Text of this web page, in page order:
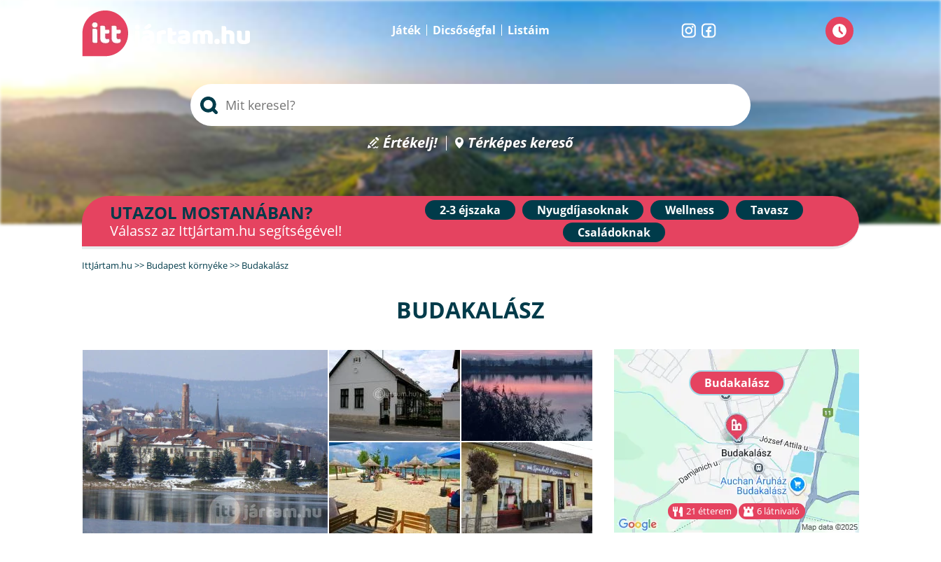
Játék Dicsőségfal Listáim
Értékelj! Térképes kereső
UTAZOL MOSTANÁBAN?
Válassz az IttJártam.hu segítségével!
2-3 éjszaka Nyugdíjasoknak Wellness
Tavasz
Családoknak
IttJártam.hu >> Budapest környéke>> Budakalász
BUDAKALÁSZ
Budakalász
21 étterem 6 látnivaló